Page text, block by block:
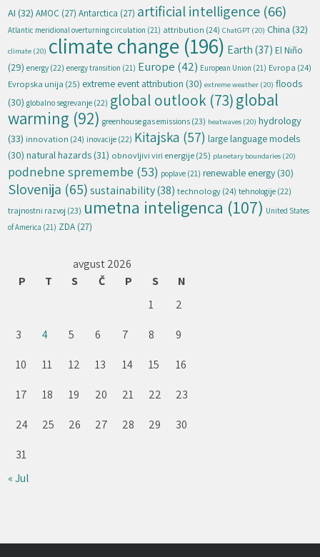
AI (32) AMOC (27) Antarctica (27) artificial intelligence (66)
Atlantic meridional overturning circulation (21) attribution (24) ChatGPT (20) China (32)
climate (20) climate change (196) Earth (37) El Niño
(29) energy (22) energy transition (21) Europe (42) European Union (21) Evropa (24)
Evropska unija (25) extreme event attribution (30) extreme weather (20) floods
(30) globalno segrevanje (22) global outlook (73)global
warming (92) greenhouse gas emissions (23) heatwaves (20) hydrology
(33) innovation (24) inovacije (22) Kitajska (57) large language models
(30) natural hazards (31) obnovljivi viri energije(25) planetary boundaries (20)
podnebne spremembe (53) poplave (21) renewable energy (30)
Slovenija (65) sustainability(38) technology(24) tehnologije (22)
trajnostni razvoj (23) umetna inteligenca (107) United States
of America (21) ZDA (27)
avgust 2026
P
T S Č P S
N
1
2
3
4 5 6 7 8
9
10
11 12 13 14 15
16
17
18 19 20 21 22
23
24
25 26 27 28 29
30
31
« Jul